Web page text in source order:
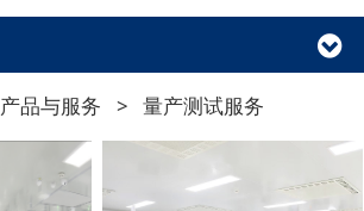
产品与服务 > 量产测试服务